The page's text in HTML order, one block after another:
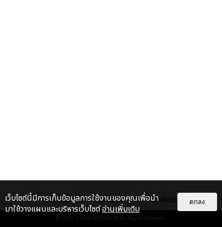
เกี่ยวกับเรา ติดต่อลงโฆษณา ติดต่อเรา
© 2026 THAITICKETMAJOR All Rights Reserved.
เว็บไซต์นี้มีการเก็บข้อมูลการใช้งานของคุณเพื่อนำ
มาใช้วางแผนและบริหารเว็บไซต์อ่านเพิ่มเติม
ตกลง